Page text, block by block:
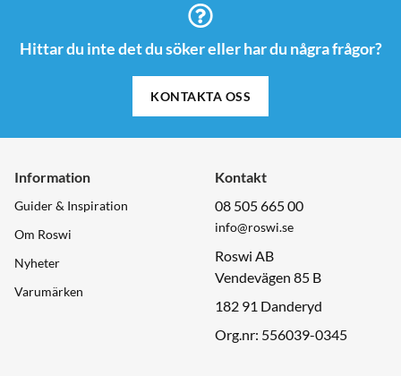
Hittar du inte det du söker eller har du några frågor?
KONTAKTA OSS
Information
Guider & Inspiration
Om Roswi
Nyheter
Varumärken
Kontakt
08 505 665 00
info@roswi.se
Roswi AB
Vendevägen 85 B
182 91 Danderyd
Org.nr: 556039-0345